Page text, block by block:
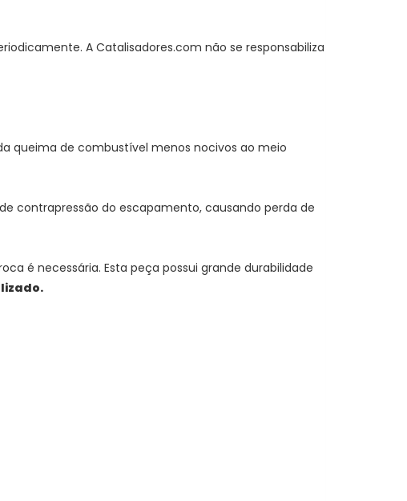
A Catalisadores.com não se responsabiliza
queima de combustível menos nocivos ao meio
contrapressão do escapamento, causando perda de
é necessária. Esta peça possui grande durabilidade